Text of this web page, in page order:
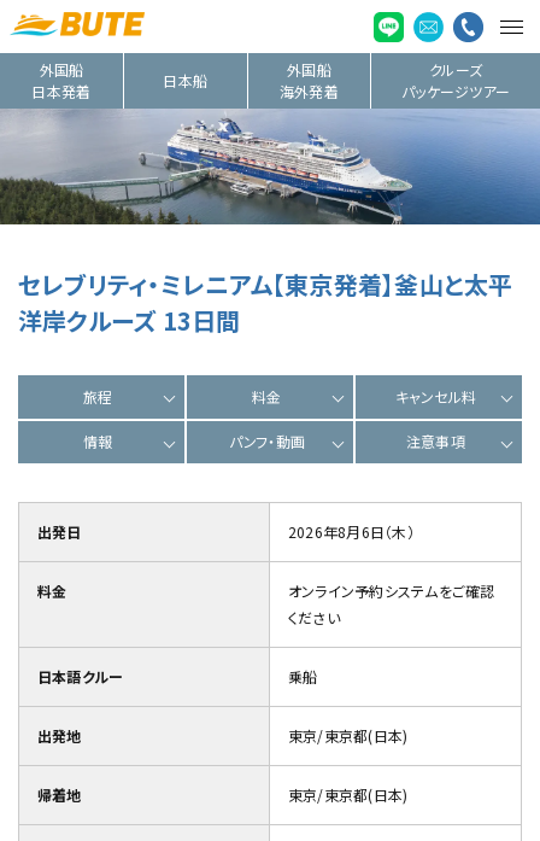
外国船
日本発着
日本船
外国船
海外発着
クルーズ
パッケージツアー
セレブリティ・ミレニアム【東京発着】釜山と太平
洋岸クルーズ 13日間
旅程 料金 キャンセル料
情報 パンフ・動画 注意事項
出発日 2026年8月6日（木）
料金
オンライン予約システムをご確認
ください
日本語クルー 乗船
出発地 東京/東京都(日本)
帰着地 東京/東京都(日本)